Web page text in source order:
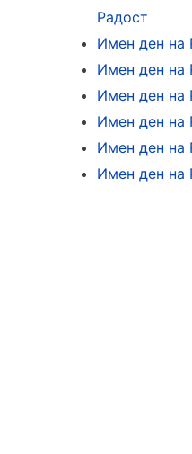
Радост
Имен ден на
Имен ден на
Имен ден на
Имен ден на
Имен ден на
Имен ден на